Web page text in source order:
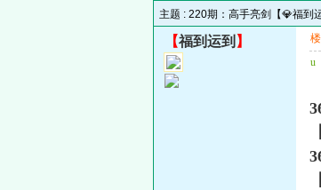
主题 : 220期：高手亮剑【💎福到
【福到运到 】
u